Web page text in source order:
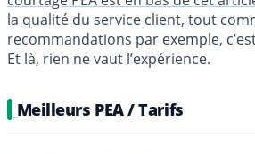
la qualité du service client, tout
recommandations par exemple,
Et là, rien ne vaut l’expérience.
Meilleurs PEA / Tarifs